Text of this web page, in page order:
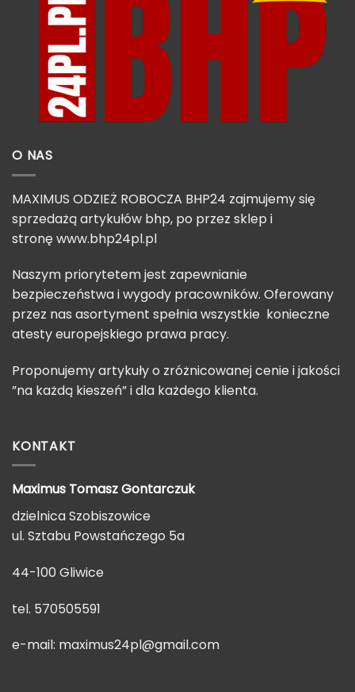
O NAS
MAXIMUS ODZIEŻ ROBOCZA BHP24 zajmujemy się
sprzedażą artykułów bhp, po przez sklep i
stronę www.bhp24pl.pl
Naszym priorytetem jest zapewnianie
bezpieczeństwa i wygody pracowników. Oferowany
przez nas asortyment spełnia wszystkie konieczne
atesty europejskiego prawa pracy.
Proponujemy artykuły o zróżnicowanej cenie i jakości
”na każdą kieszeń” i dla każdego klienta.
KONTAKT
Maximus TomaszGontarczuk
dzielnica Szobiszowice
ul. Sztabu Powstańczego 5a
44-100 Gliwice
tel. 570505591
e-mail: maximus24pl@gmail.com